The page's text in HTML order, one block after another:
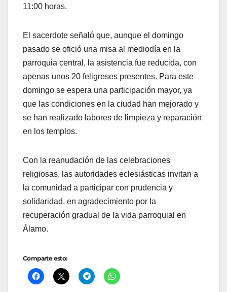
11:00 horas.
El sacerdote señaló que, aunque el domingo
pasado se ofició una misa al mediodía en la
parroquia central, la asistencia fue reducida, con
apenas unos 20 feligreses presentes. Para este
domingo se espera una participación mayor, ya
que las condiciones en la ciudad han mejorado y
se han realizado labores de limpieza y reparación
en los templos.
Con la reanudación de las celebraciones
religiosas, las autoridades eclesiásticas invitan a
la comunidad a participar con prudencia y
solidaridad, en agradecimiento por la
recuperación gradual de la vida parroquial en
Álamo.
Comparte esto: